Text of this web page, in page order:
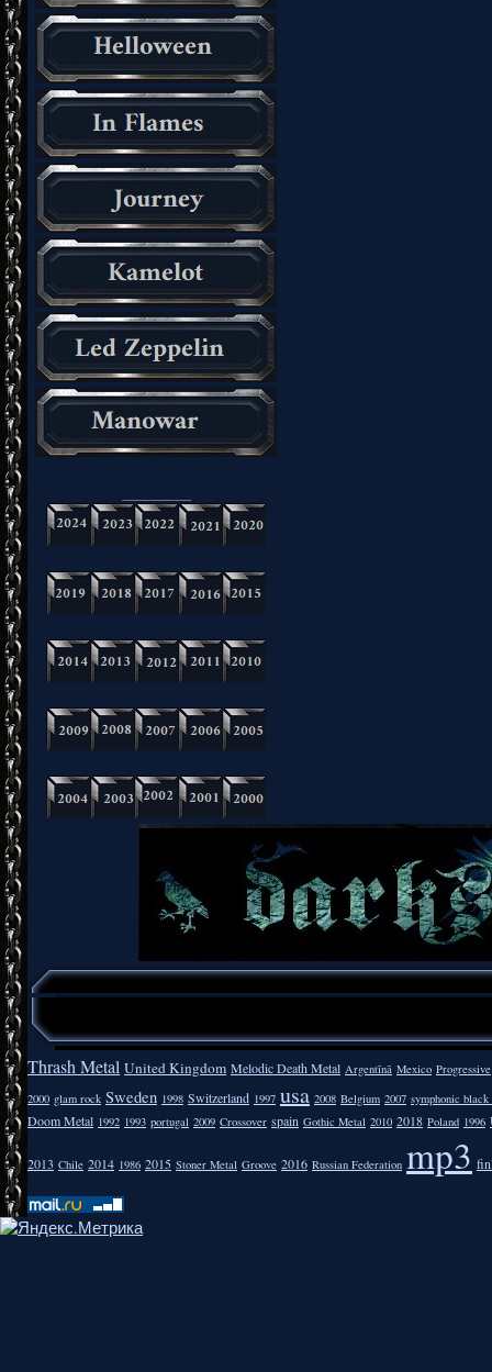
Thrash Metal United Kingdom Melodic Death Metal Argentīnā Mexico Progressive
2000 glam rock Sweden 1998 Switzerland 1997 usa 2008 Belgium 2007 symphonic
Doom Metal 1992 1993 portugal 2009 Crossover spain Gothic Metal 2010 2018 Poland 1996
2013 Chile 2014 1986 2015 Stoner Metal Groove 2016 Russian Federation mp3